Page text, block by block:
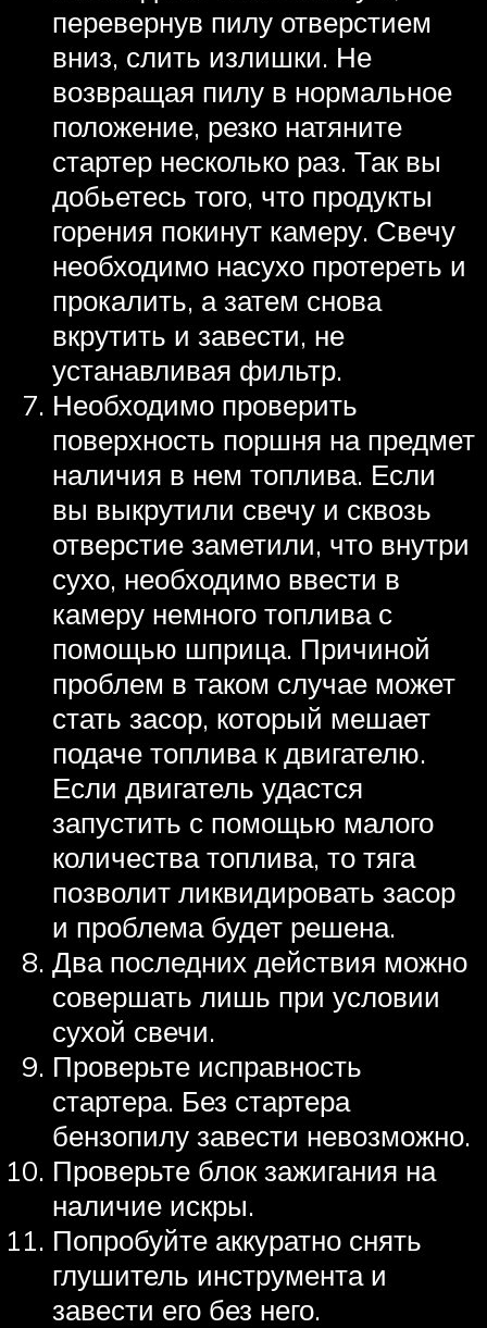
перевернув пилу отверстием
вниз, слить излишки. Не
возвращая пилу в нормальное
положение, резко натяните
стартер несколько раз. Так вы
добьетесь того, что продукты
горения покинут камеру. Свечу
необходимо насухо протереть и
прокалить, а затем снова
вкрутить и завести, не
устанавливая фильтр.
Необходимо проверить
поверхность поршня на предмет
наличия в нем топлива. Если
вы выкрутили свечу и сквозь
отверстие заметили, что внутри
сухо, необходимо ввести в
камеру немного топлива с
помощью шприца. Причиной
проблем в таком случае может
стать засор, который мешает
подаче топлива к двигателю.
Если двигатель удастся
запустить с помощью малого
количества топлива, то тяга
позволит ликвидировать засор
и проблема будет решена.
Два последних действия можно
совершать лишь при условии
сухой свечи.
Проверьте исправность
стартера. Без стартера
бензопилу завести невозможно.
Проверьте блок зажигания на
наличие искры.
Попробуйте аккуратно снять
глушитель инструмента и
завести его без него.